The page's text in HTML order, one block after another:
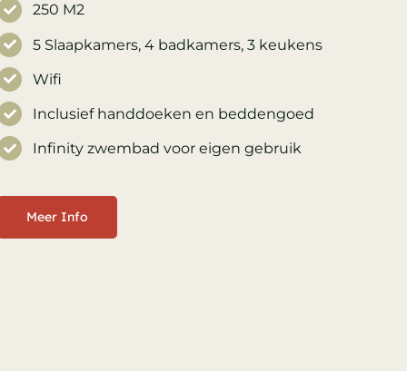
250 M2
5 Slaapkamers, 4 badkamers, 3 keukens
Wifi
Inclusief handdoeken en beddengoed
Infinity zwembad voor eigen gebruik
Meer Info